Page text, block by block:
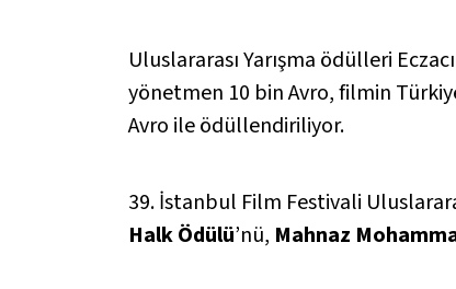
Uluslararası Yarışma ödülleri
yönetmen 10 bin Avro, filmin
Avro ile ödüllendiriliyor.
39. İstanbul Film Festivali
Halk Ödülü’nü, Mahnaz